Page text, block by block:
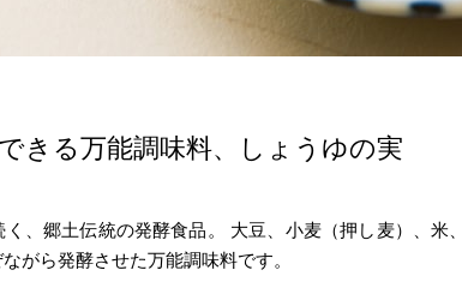
きる万能調味料、しょうゆの実
、郷土伝統の発酵食品。 大豆、小麦（押し麦）、米
がら発酵させた万能調味料です。